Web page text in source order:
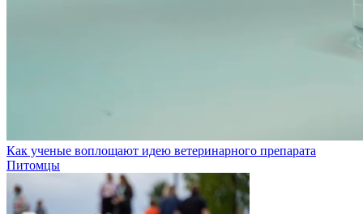
Как ученые воплощают идею ветеринарного препарата
Питомцы